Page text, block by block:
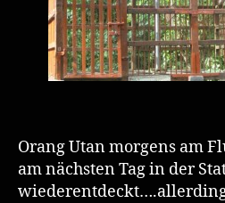
Orang Utan morgens am
am nächsten Tag in der